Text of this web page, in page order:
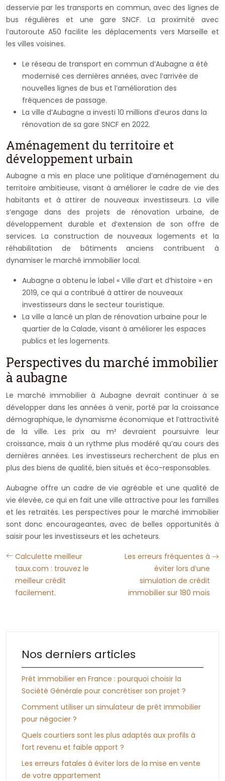
desservie par les transports en commun, avec des lignes de
bus régulières et une gare SNCF. La proximité avec
l’autoroute A50 facilite les déplacements vers Marseille et
les villes voisines.
Le réseau de transport en commun d’Aubagne a été
modernisé ces dernières années, avec l’arrivée de
nouvelles lignes de bus et l’amélioration des
fréquences de passage.
La ville d’Aubagne a investi 10 millions d’euros dans la
rénovation de sa gare SNCF en 2022.
Aménagement du territoire et
développement urbain
Aubagne a mis en place une politique d’aménagement du
territoire ambitieuse, visant à améliorer le cadre de vie des
habitants et à attirer de nouveaux investisseurs. La ville
s’engage dans des projets de rénovation urbaine, de
développement durable et d’extension de son offre de
services. La construction de nouveaux logements et la
réhabilitation de bâtiments anciens contribuent à
dynamiser le marché immobilier local.
Aubagne a obtenu le label « Ville d’art et d’histoire » en
2019, ce qui a contribué à attirer de nouveaux
investisseurs dans le secteur touristique.
La ville a lancé un plan de rénovation urbaine pour le
quartier de la Calade, visant à améliorer les espaces
publics et les logements.
Perspectives du marché immobilier
à aubagne
Le marché immobilier à Aubagne devrait continuer à se
développer dans les années à venir, porté par la croissance
démographique, le dynamisme économique et l’attractivité
de la ville. Les prix au m² devraient poursuivre leur
croissance, mais à un rythme plus modéré qu’au cours des
dernières années. Les investisseurs recherchent de plus en
plus des biens de qualité, bien situés et éco-responsables.
Aubagne offre un cadre de vie agréable et une qualité de
vie élevée, ce qui en fait une ville attractive pour les familles
et les retraités. Les perspectives pour le marché immobilier
sont donc encourageantes, avec de belles opportunités à
saisir pour les investisseurs et les acheteurs.
Calculette meilleur
taux.com : trouvez le
meilleur crédit
facilement.
Les erreurs fréquentes à
éviter lors d’une
simulation de crédit
immobilier sur 180 mois
Nos derniers articles
Prêt immobilier en France : pourquoi choisir la
Société Générale pour concrétiser son projet ?
Comment utiliser un simulateur de prêt immobilier
pour négocier ?
Quels courtiers sont les plus adaptés aux profils à
fort revenu et faible apport ?
Les erreurs fatales à éviter lors de la mise en vente
de votre appartement